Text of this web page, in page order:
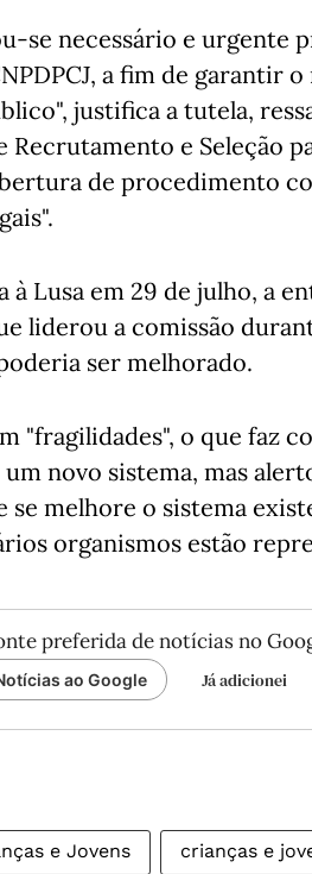
se necessário e urgente
a fim de garantir
justifica a tutela,
Recrutamento e Seleção
de procedimento
Lusa em 29 de julho, a
liderou a comissão
ser melhorado.
"fragilidades", o que faz
novo sistema, mas
melhore o sistema
organismos estão
preferida de notícias no
ao Google Já adicionei
e Jovens crianças e